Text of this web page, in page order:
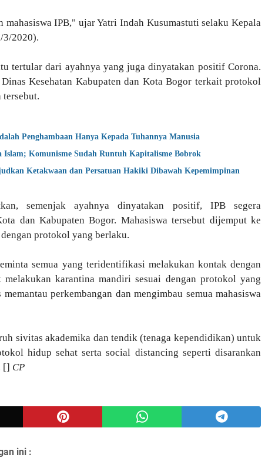
mahasiswa IPB," ujar Yatri Indah Kusumastuti selaku Kepala
3/2020).
tertular dari ayahnya yang juga dinyatakan positif Corona.
Kesehatan Kabupaten dan Kota Bogor terkait protokol
tersebut.
Penghambaan Hanya Kepada Tuhannya Manusia
Islam; Komunisme Sudah Runtuh Kapitalisme Bobrok
Ketakwaan dan Persatuan Hakiki Dibawah Kepemimpinan
semenjak ayahnya dinyatakan positif, IPB segera
dan Kabupaten Bogor. Mahasiswa tersebut dijemput ke
protokol yang berlaku.
semua yang teridentifikasi melakukan kontak dengan
karantina mandiri sesuai dengan protokol yang
perkembangan dan mengimbau semua mahasiswa
sivitas akademika dan tendik (tenaga kependidikan) untuk
hidup sehat serta social distancing seperti disarankan
[] CP
ini :